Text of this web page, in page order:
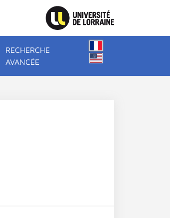
RECHERCHE
AVANCÉE